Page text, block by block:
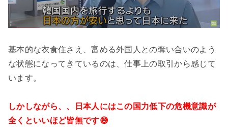
基本的な衣食住さえ、富める外国人との奪い合いのよう
な状態になってきているのは、仕事上の取引から感じて
います。
しかしながら、、日本人にはこの国力低下の危機意識が
全くといいほど皆無です😅